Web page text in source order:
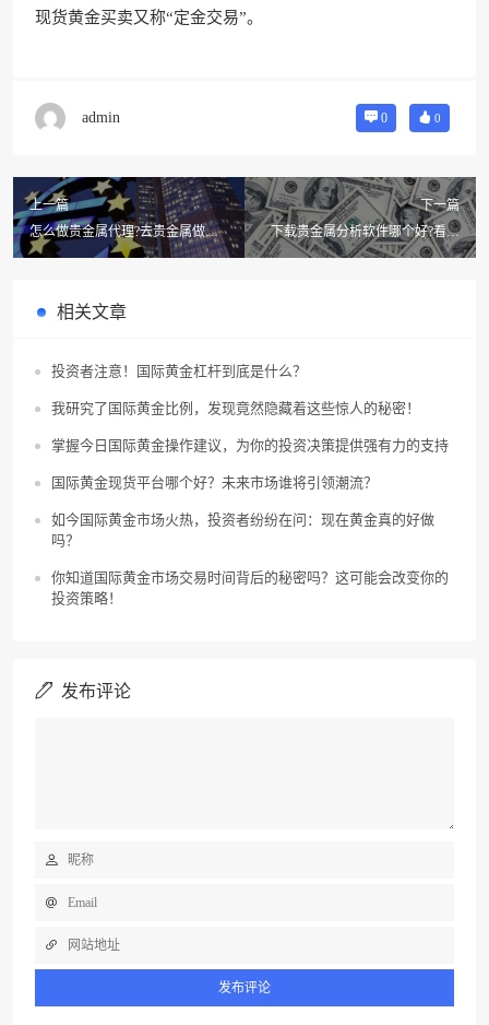
现货黄金买卖又称“定金交易”。
admin 0 0
上一篇
怎么做贵金属代理?去贵金属做销
售怎么样
下一篇
下载贵金属分析软件哪个好?看贵
金属行情下载什么软件?
相关文章
投资者注意！国际黄金杠杆到底是什么？
我研究了国际黄金比例，发现竟然隐藏着这些惊人的秘密！
掌握今日国际黄金操作建议，为你的投资决策提供强有力的支持
国际黄金现货平台哪个好？未来市场谁将引领潮流？
如今国际黄金市场火热，投资者纷纷在问：现在黄金真的好做
吗？
你知道国际黄金市场交易时间背后的秘密吗？这可能会改变你的
投资策略！
发布评论